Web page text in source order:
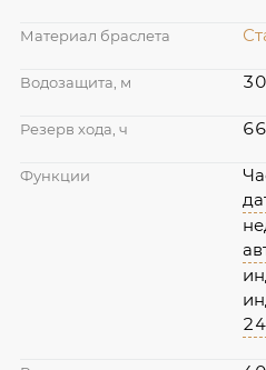
Материал браслета
Водозащита, м 30
Резерв хода, ч 66
Функции